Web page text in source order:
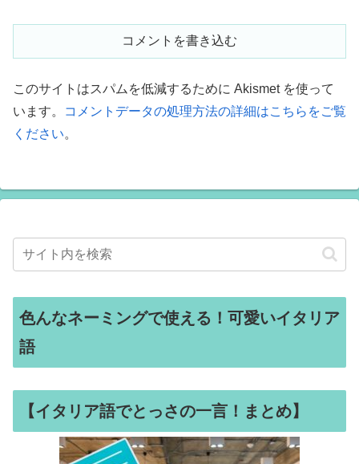
コメントを書き込む
このサイトはスパムを低減するために Akismet を使って
います。
コメントデータの処理方法の詳細はこちらをご覧
ください。
色んなネーミングで使える！可愛いイタリア
語
【イタリア語でとっさの一言！まとめ】